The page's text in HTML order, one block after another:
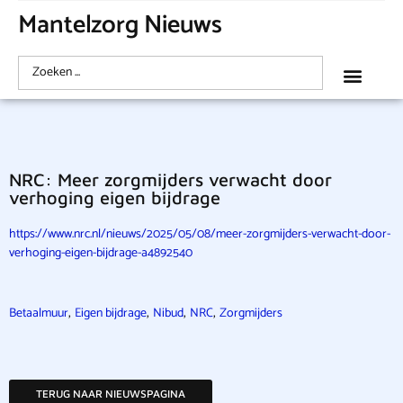
Mantelzorg Nieuws
NRC: Meer zorgmijders verwacht door
verhoging eigen bijdrage
https://www.nrc.nl/nieuws/2025/05/08/meer-zorgmijders-verwacht-door-
verhoging-eigen-bijdrage-a4892540
Betaalmuur, Eigen bijdrage, Nibud, NRC, Zorgmijders
TERUG NAAR NIEUWSPAGINA